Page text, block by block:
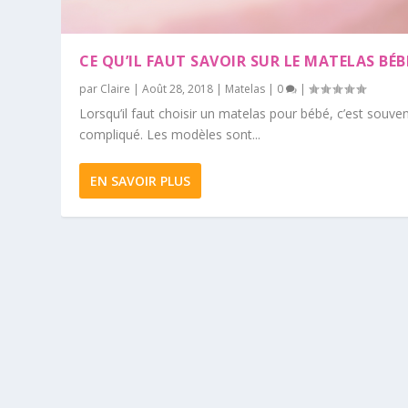
CE QU’IL FAUT SAVOIR SUR LE MATELAS
par Claire |Août 28, 2018 | Matelas | 0 |
Lorsqu’il faut choisir un matelas pour bébé, c’est
compliqué. Les modèles sont...
EN SAVOIR PLUS